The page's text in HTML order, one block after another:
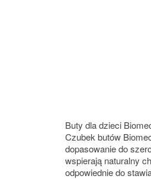
Buty dla dzieci
Czubek butów
dopasowanie do
wspierają naturalny
odpowiednie do